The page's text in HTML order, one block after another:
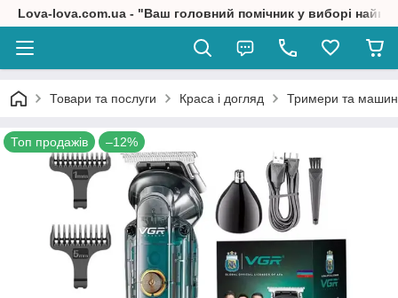
Lova-lova.com.ua - "Ваш головний помічник у виборі
Товари та послуги Краса і догляд Тримери та
Топ продажів –12%